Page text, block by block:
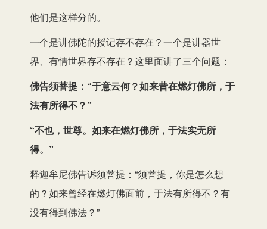
他们是这样分的。
一个是讲佛陀的授记存不存在？一个是讲器世
界、有情世界存不存在？这里面讲了三个问题：
佛告须菩提：“于意云何？如来昔在燃灯佛所，于
法有所得不？”
“不也，世尊。如来在燃灯佛所，于法实无所
得。”
释迦牟尼佛告诉须菩提：“须菩提，你是怎么想
的？如来曾经在燃灯佛面前，于法有所得不？有
没有得到佛法？”